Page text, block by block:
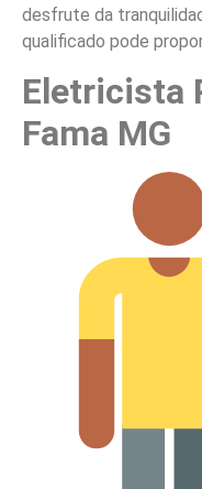
desfrute da
qualificado pode
Eletricista
Fama MG